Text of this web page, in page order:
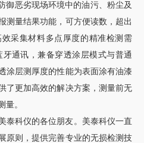
御恶劣现场环境中的油污、粉尘及
测量结果功能，可方便读数，超出
采集材料多点厚度的精准检测需
通讯，兼备穿透涂层模式与普通
涂层测厚度的性能为表面涂有油漆
了更加高效的解决方案，测量前无
量。
泰科仪的各位朋友。美泰科仪一直
原则，提供完善专业的无损检测技